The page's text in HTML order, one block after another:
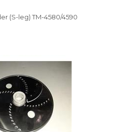
(S-leg) TM-4580/4590